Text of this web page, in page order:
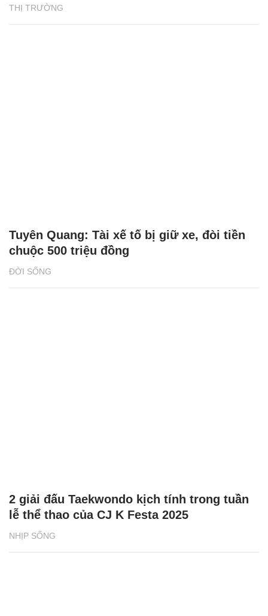
THỊ TRƯỜNG
ĐỜI SỐNG
Tuyên Quang: Tài xế tố bị giữ xe, đòi tiền
chuộc 500 triệu đồng
NHỊP SỐNG
2 giải đấu Taekwondo kịch tính trong tuần
lễ thể thao của CJ K Festa 2025